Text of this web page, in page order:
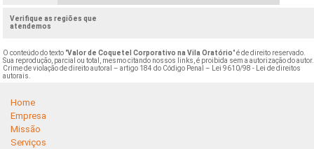
Verifique as regiões que
atendemos
O conteúdo do texto "Valor de Coquetel Corporativo na Vila Oratório" é de direito reservado.
Sua reprodução, parcial ou total, mesmo citando nossos links, é proibida sem a autorização do autor.
Crime de violação de direito autoral – artigo 184 do Código Penal –
Lei 9610/98 - Lei de direitos
autorais
Home
Empresa
Missão
Serviços